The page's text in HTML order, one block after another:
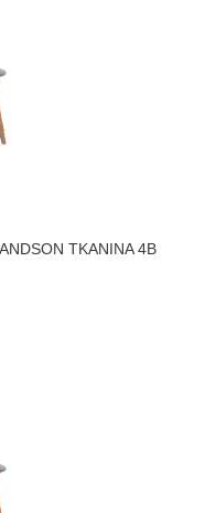
TKANINA 4B